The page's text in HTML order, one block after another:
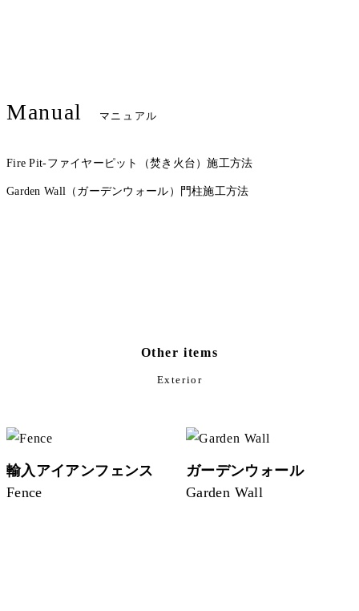
Manual マニュアル
Fire Pit-ファイヤーピット（焚き火台）施工方法
Garden Wall（ガーデンウォール）門柱施工方法
Other items
Exterior
輸入アイアンフェンス
Fence
ガーデンウォール
Garden Wall